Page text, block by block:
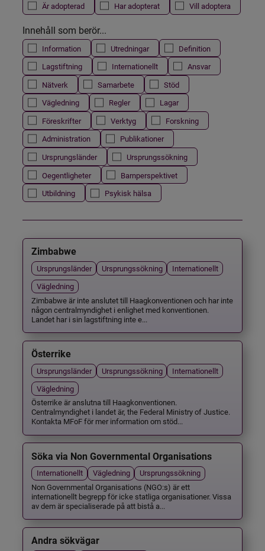
Är adopterad
Har adopterat Vill adoptera
Innehåll som berör...
Information Utredningar
Definition
Lagstiftning
Internationellt
Ansvar
Nätverk
Samarbete
Stöd
Vägledning
Regler
Lagar
Föreskrifter
Verktyg
Forskning
Administration
Publikationer
Ursprungsländer
Ursprungssökning
Oegentligheter
Barnperspektivet
Utbildning
Psykisk hälsa
Zimbabwe
Ursprungsländer Ursprungssökning
Internationellt
Vägledning
Zimbabwe är inte anslutet till Haagkonventionen och har inte
någon centralmyndighet i enlighet med konventionen.
Landet har i sin lagstiftning inte e...
Österrike
Ursprungsländer Ursprungssökning
Internationellt
Vägledning
Österrike är anslutna till Haagkonventionen.
Centralmyndighet i landet är, the Federal Ministry of Justice.
Kontakta MFoF för mer information om stöd...
Söka via Non Governmental Organisations
Internationellt Vägledning
Ursprungssökning
Non Governmental Organisations (NGO:s) är ett
internationellt begrepp för icke statliga organisationer. Vissa
av dem är specialiserade på att bistå a...
Andra sökvägar